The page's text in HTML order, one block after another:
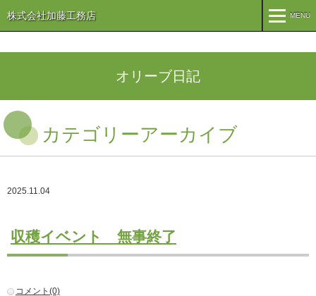
株式会社加藤工務店 MENU
コンセプト 会社概要
事業案内
オリーブ日記
カテゴリーアーカイブ
2025.11.04
収穫イベント 無事終了
コメント(0)